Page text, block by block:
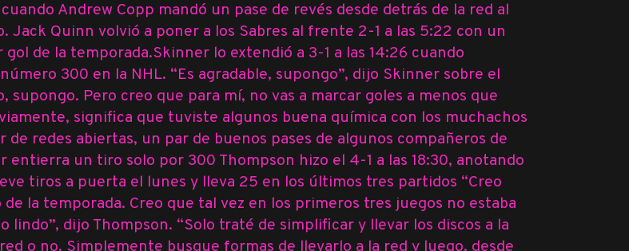
Andrew Copp mandó un pase de revés desde detrás de la red al
Jack Quinn volvió a poner a los Sabres al frente 2-1 a las 5:22 con un
de la temporada.Skinner lo extendió a 3-1 a las 14:26 cuando
300 en la NHL. “Es agradable, supongo”, dijo Skinner sobre el
Pero creo que para mí, no vas a marcar goles a menos que
significa que tuviste algunos buena química con los muchachos
redes abiertas, un par de buenos pases de algunos compañeros de
entierra un tiro solo por 300 Thompson hizo el 4-1 a las 18:30, anotando
tiros a puerta el lunes y lleva 25 en los últimos tres partidos “Creo
la temporada. Creo que tal vez en los primeros tres juegos no estaba
dijo Thompson. “Solo traté de simplificar y llevar los discos a la